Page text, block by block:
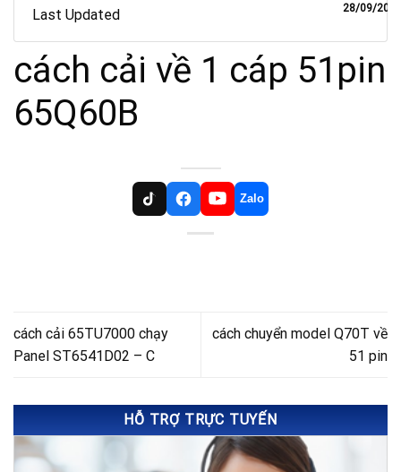
Last Updated 28/09/
cách cải về 1 cáp 51pin
65Q60B
Zalo
cách cải 65TU7000 chạy
Panel ST6541D02 – C
cách chuyển model Q70T về
51 pin
HỖ TRỢ TRỰC TUYẾN